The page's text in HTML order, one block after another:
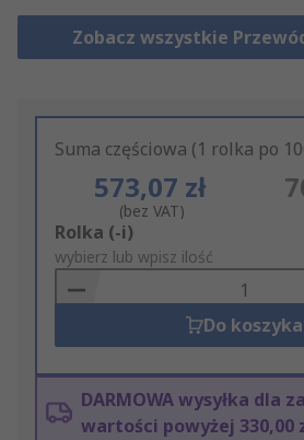
Zobacz wszystkie
Suma częściowa (1 rolka po
573,07 zł
(bez VAT)
Add
to
Basket
Rolka (-i)
wybierz lub wpisz ilość
Do koszyka
DARMOWA wysyłka dla
wartości powyżej 330,00